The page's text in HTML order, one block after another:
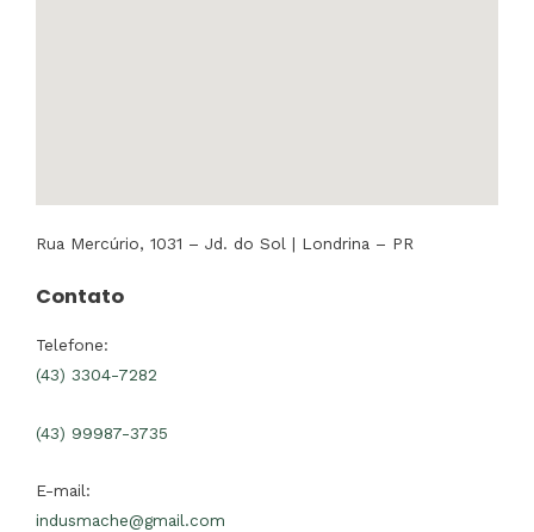
Rua Mercúrio, 1031 – Jd. do Sol | Londrina – PR
Contato
Telefone:
(43) 3304-7282
(43) 99987-3735
E-mail:
indusmache@gmail.com